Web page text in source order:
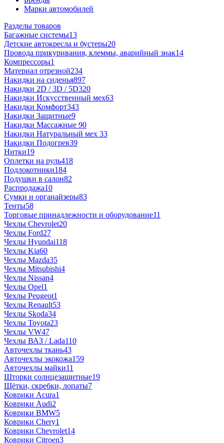
Марки автомобилей
Разделы товаров
Багажные системы13
Детские автокресла и бустеры20
Провода прикуривания, клеммы, аварийный знак14
Компрессоры1
Материал отрезной234
Накидки на сиденья897
Накидки 2D / 3D / 5D320
Накидки Искусственный мех63
Накидки Комфорт343
Накидки Защитные9
Накидки Массажные 90
Накидки Натуральный мех 33
Накидки Подогрев39
Нитки19
Оплетки на руль418
Подлокотники184
Подушки в салон82
Распродажа10
Сумки и органайзеры83
Тенты58
Торговые принадлежности и оборудование11
Чехлы Chevrolet20
Чехлы Ford27
Чехлы Hyundai118
Чехлы Kia60
Чехлы Mazda35
Чехлы Mitsubishi4
Чехлы Nissan4
Чехлы Opel1
Чехлы Peugeot1
Чехлы Renault53
Чехлы Skoda34
Чехлы Toyota23
Чехлы VW47
Чехлы ВАЗ / Lada110
Авточехлы ткань43
Авточехлы экокожа159
Авточехлы майки11
Шторки солнцезащитные19
Щётки, скребки, лопаты7
Коврики Acura1
Коврики Audi2
Коврики BMW5
Коврики Chery1
Коврики Chevrolet14
Коврики Citroen3